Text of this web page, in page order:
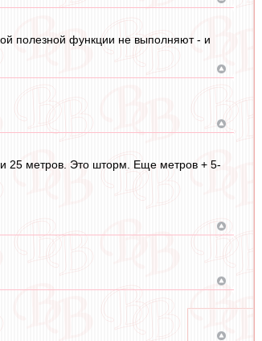
полезной функции не выполняют - и
и 25 метров. Это шторм. Еще метров + 5-